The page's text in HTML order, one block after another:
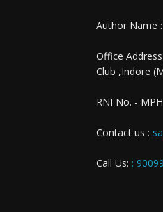
Author Name :
Office
Club ,Indore
RNI No. -
Contact us :
Call Us: :